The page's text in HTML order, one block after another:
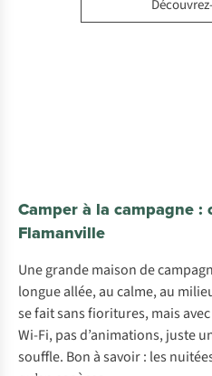
Camper à la campagne :
Flamanville
Une grande maison de
longue allée, au calme, au
se fait sans fioritures, mais
Wi-Fi, pas d’animations, juste
souffle. Bon à savoir : les